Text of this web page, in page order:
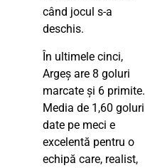
când jocul s-a
deschis.
În ultimele cinci,
Argeș are 8 goluri
marcate și 6 primite.
Media de 1,60 goluri
date pe meci e
excelentă pentru o
echipă care, realist,